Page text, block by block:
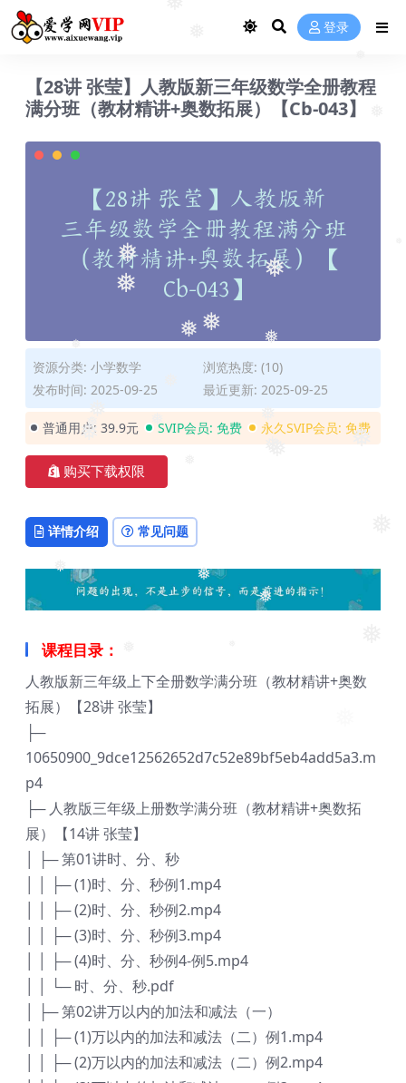
❅
❅
❅ ❅
❅
❅
❅
❅
❅
❅
❅
❅
❅
❅
❅
❅
❅
登录
【28讲 张莹】人教版新三年级数学全册教程
满分班（教材精讲+奥数拓展）【Cb-043】
资源分类: 小学数学
浏览热度: (10)
发布时间: 2025-09-25
最近更新: 2025-09-25
普通用户: 39.9元 SVIP会员: 免费 永久SVIP会员: 免费
购买下载权限
详情介绍 常见问题
课程目录：
人教版新三年级上下全册数学满分班（教材精讲+奥数
拓展）【28讲 张莹】
├─
10650900_9dce12562652d7c52e89bf5eb4add5a3.m
p4
├─ 人教版三年级上册数学满分班（教材精讲+奥数拓
展）【14讲 张莹】
│ ├─ 第01讲时、分、秒
│ │ ├─ (1)时、分、秒例1.mp4
│ │ ├─ (2)时、分、秒例2.mp4
│ │ ├─ (3)时、分、秒例3.mp4
│ │ ├─ (4)时、分、秒例4-例5.mp4
│ │ └─ 时、分、秒.pdf
│ ├─ 第02讲万以内的加法和减法（一）
│ │ ├─ (1)万以内的加法和减法（二）例1.mp4
│ │ ├─ (2)万以内的加法和减法（二）例2.mp4